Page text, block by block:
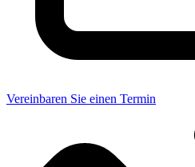
Vereinbaren Sie einen Termin